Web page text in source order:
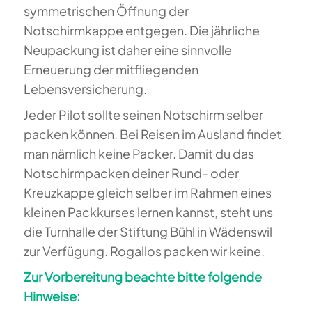
symmetrischen Öffnung der
Notschirmkappe entgegen. Die jährliche
Neupackung ist daher eine sinnvolle
Erneuerung der mitfliegenden
Lebensversicherung.
Jeder Pilot sollte seinen Notschirm selber
packen können. Bei Reisen im Ausland findet
man nämlich keine Packer. Damit du das
Notschirmpacken deiner Rund- oder
Kreuzkappe gleich selber im Rahmen eines
kleinen Packkurses lernen kannst, steht uns
die Turnhalle der Stiftung Bühl in Wädenswil
zur Verfügung. Rogallos packen wir keine.
Zur Vorbereitung beachte bitte folgende
Hinweise: